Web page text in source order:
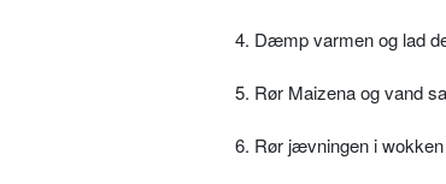
4. Dæmp varmen og lad
5. Rør Maizena og vand
6. Rør jævningen i